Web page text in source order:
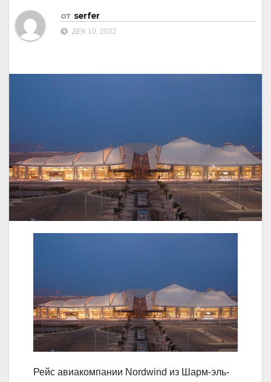
от serfer
ДЕК 10, 2022
Рейс авиакомпании Nordwind из Шарм-эль-